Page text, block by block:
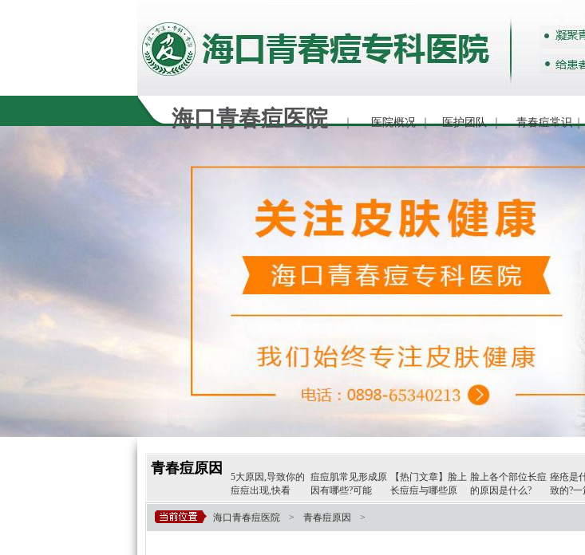
海口青春痘医院｜医院概况｜医护团队｜青春痘常识
青春痘原因
5大原因,导致你的
痘痘出现,快看
痘痘肌常见形成原
因有哪些?可能
【热门文章】脸上
长痘痘与哪些原
脸上各个部位长痘
的原因是什么?
痤疮是
致的?
【详细介绍】青少
年为什么爱长痘
【健康热点】为什
么女性经期易出
海口青春痘医院 > 青春痘原因 >